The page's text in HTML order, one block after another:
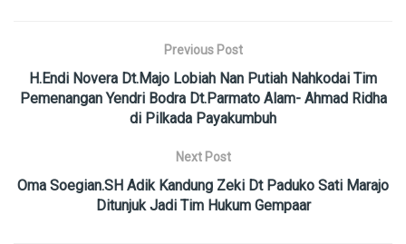
Previous Post
H.Endi Novera Dt.Majo Lobiah Nan Putiah Nahkodai Tim
Pemenangan Yendri Bodra Dt.Parmato Alam- Ahmad Ridha
di Pilkada Payakumbuh
Next Post
Oma Soegian.SH Adik Kandung Zeki Dt Paduko Sati Marajo
Ditunjuk Jadi Tim Hukum Gempaar